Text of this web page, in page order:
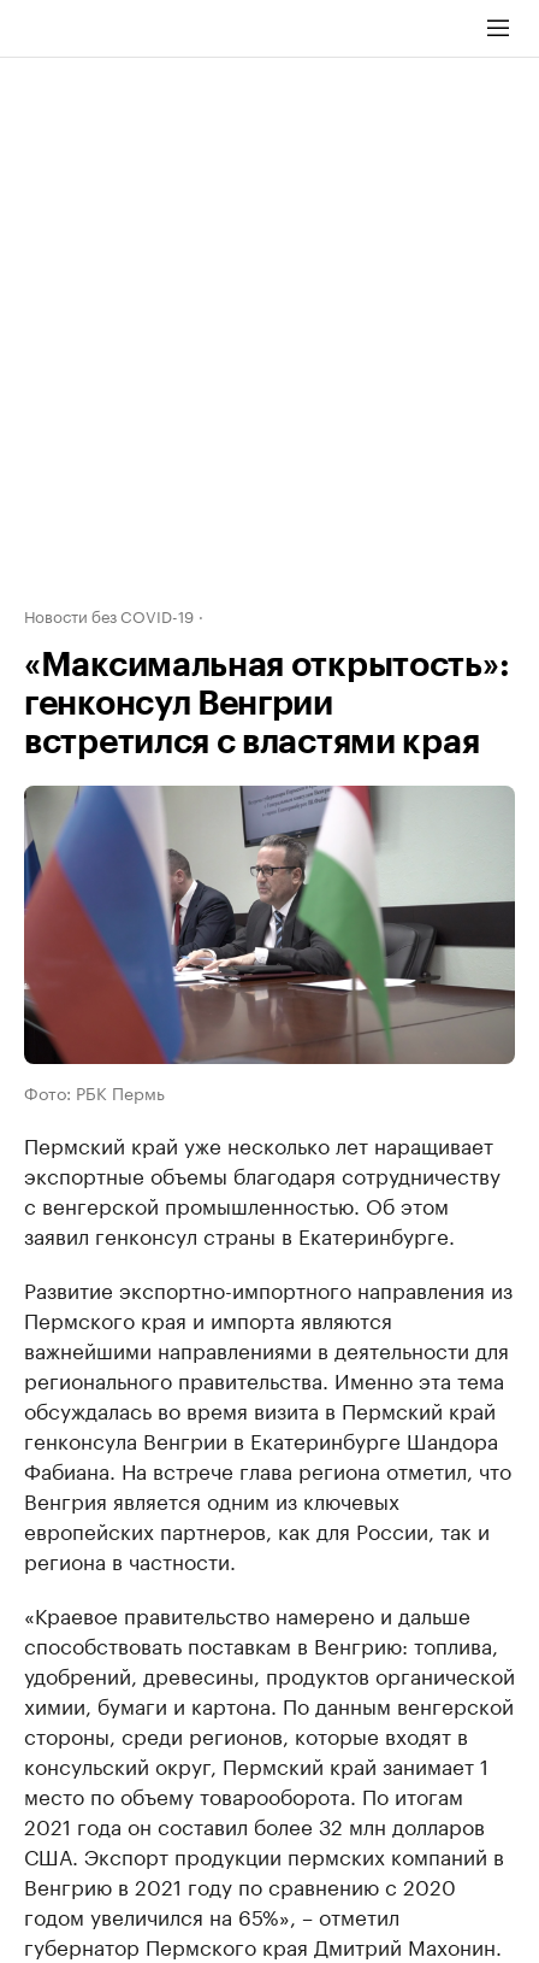
Новости без COVID-19
«Максимальная открытость»:
генконсул Венгрии
встретился с властями края
Фото: РБК Пермь
Пермский край уже несколько лет наращивает
экспортные объемы благодаря сотрудничеству
с венгерской промышленностью. Об этом
заявил генконсул страны в Екатеринбурге.
Развитие экспортно-импортного направления из
Пермского края и импорта являются
важнейшими направлениями в деятельности для
регионального правительства. Именно эта тема
обсуждалась во время визита в Пермский край
генконсула Венгрии в Екатеринбурге Шандора
Фабиана. На встрече глава региона отметил, что
Венгрия является одним из ключевых
европейских партнеров, как для России, так и
региона в частности.
«Краевое правительство намерено и дальше
способствовать поставкам в Венгрию: топлива,
удобрений, древесины, продуктов органической
химии, бумаги и картона. По данным венгерской
стороны, среди регионов, которые входят в
консульский округ, Пермский край занимает 1
место по объему товарооборота. По итогам
2021 года он составил более 32 млн долларов
США. Экспорт продукции пермских компаний в
Венгрию в 2021 году по сравнению с 2020
годом увеличился на 65%», – отметил
губернатор Пермского края Дмитрий Махонин.